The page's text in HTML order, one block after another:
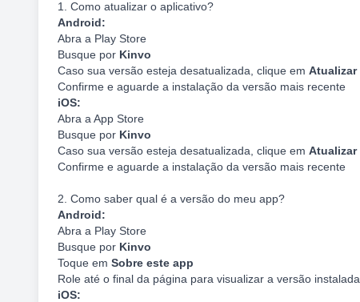
1. Como atualizar o aplicativo?
Android:
Abra a Play Store
Busque por Kinvo
Caso sua versão esteja desatualizada, clique em Atualizar
Confirme e aguarde a instalação da versão mais recente
iOS:
Abra a App Store
Busque por Kinvo
Caso sua versão esteja desatualizada, clique em Atualizar
Confirme e aguarde a instalação da versão mais recente
2. Como saber qual é a versão do meu app?
Android:
Abra a Play Store
Busque por Kinvo
Toque em Sobre este app
Role até o final da página para visualizar a versão instalada
iOS: